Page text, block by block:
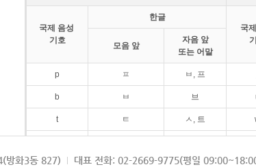
국제 음성
기호
한글
국
모음 앞
자음 앞
또는 어말
p ㅍ ㅂ, 프
b ㅂ 브
t ㅌ ㅅ, 트
k ㅋ ㄱ, 크
방화3동 827) 대표 전화: 02-2669-9775(평일